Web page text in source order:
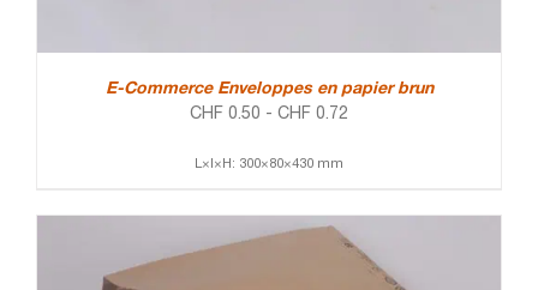
E-Commerce Enveloppes en papier brun
CHF 0.50 - CHF 0.72
L×l×H: 300×80×430 mm